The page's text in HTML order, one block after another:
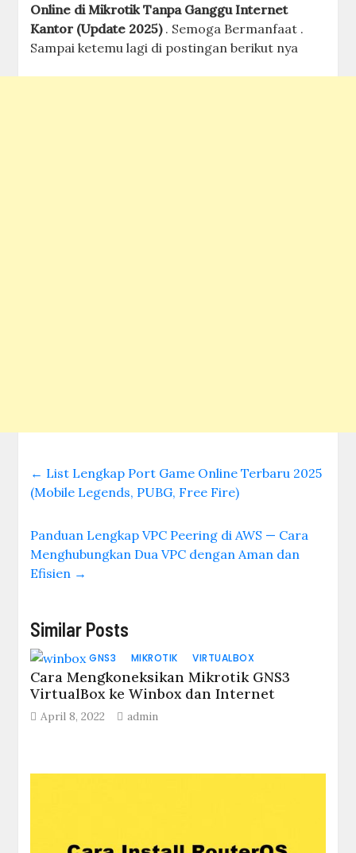
Online di Mikrotik Tanpa Ganggu Internet
Kantor (Update 2025) . Semoga Bermanfaat .
Sampai ketemu lagi di postingan berikut nya
← List Lengkap Port Game Online Terbaru 2025
(Mobile Legends, PUBG, Free Fire)
Panduan Lengkap VPC Peering di AWS — Cara
Menghubungkan Dua VPC dengan Aman dan
Efisien →
Similar Posts
GNS3 MIKROTIK VIRTUALBOX
Cara Mengkoneksikan Mikrotik GNS3
VirtualBox ke Winbox dan Internet
April 8, 2022 admin